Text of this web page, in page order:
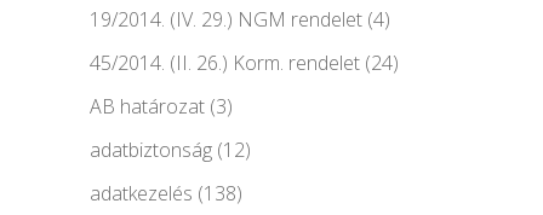
19/2014. (IV. 29.) NGM rendelet (4)
45/2014. (II. 26.) Korm. rendelet (24)
AB határozat (3)
adatbiztonság (12)
adatkezelés (138)